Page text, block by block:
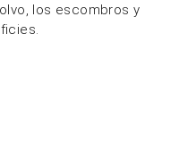
los escombros y